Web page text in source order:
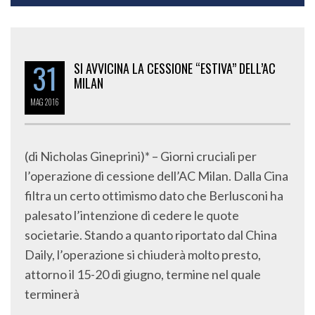
31
MAG2016
SI AVVICINA LA CESSIONE “ESTIVA” DELL’AC
MILAN
(di Nicholas Gineprini)* – Giorni cruciali per
l’operazione di cessione dell’AC Milan. Dalla Cina
filtra un certo ottimismo dato che Berlusconi ha
palesato l’intenzione di cedere le quote
societarie. Stando a quanto riportato dal China
Daily, l’operazione si chiuderà molto presto,
attorno il 15-20 di giugno, termine nel quale
terminerà